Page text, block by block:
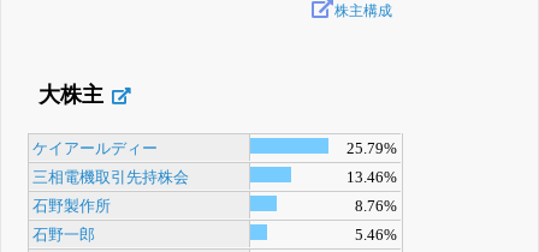
株主構成
大株主
ケイアールディー
25.79%
三相電機取引先持株会
13.46%
石野製作所
8.76%
石野一郎
5.46%